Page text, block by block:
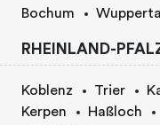
Bochum
Wuppertal
RHEINLAND-
Koblenz Trier
Kerpen
Haßloch